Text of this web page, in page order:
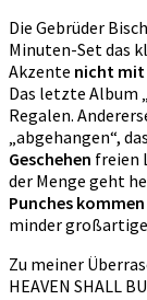
Die Gebrüder
Minuten-Set das
Akzente nicht mit
Das letzte Album
Regalen.
„abgehangen“,
Geschehen freien
der Menge geht
Punches kommen
minder
Zu meiner
HEAVEN SHALL